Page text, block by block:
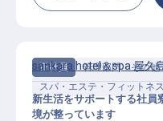
正社員
管理部門・その他
スパ・エステ・フィットネス
sankara hotel＆spa 屋久
新生活をサポートする社員
境が整っています